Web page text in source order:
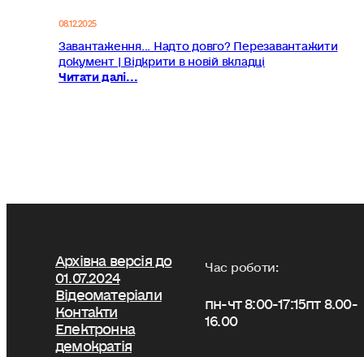
08.12.2025
Завантаження... Надто довго? Перезавантажити
документ | Відкрити в новій вкладці
Читати далі...
Архівна версія до
01.07.2024
Відеоматеріали
Контакти
Електронна
демократія
Час роботи:
пн-чт 8:00-17:15пт 8.00-
16.00